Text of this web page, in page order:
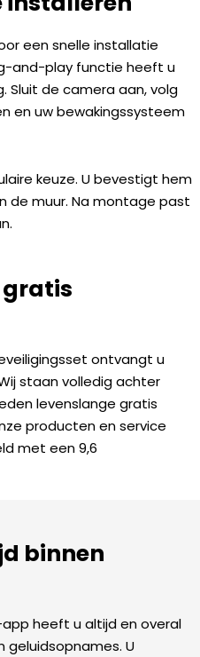
een snelle installatie
and-play functie heeft u
Sluit de camera aan, volg
en uw bewakingssysteem
keuze. U bevestigt hem
muur. Na montage past
ontvangt u
staan volledig achter
levenslange gratis
producten en service
met een 9,6
binnen
heeft u altijd en overal
U